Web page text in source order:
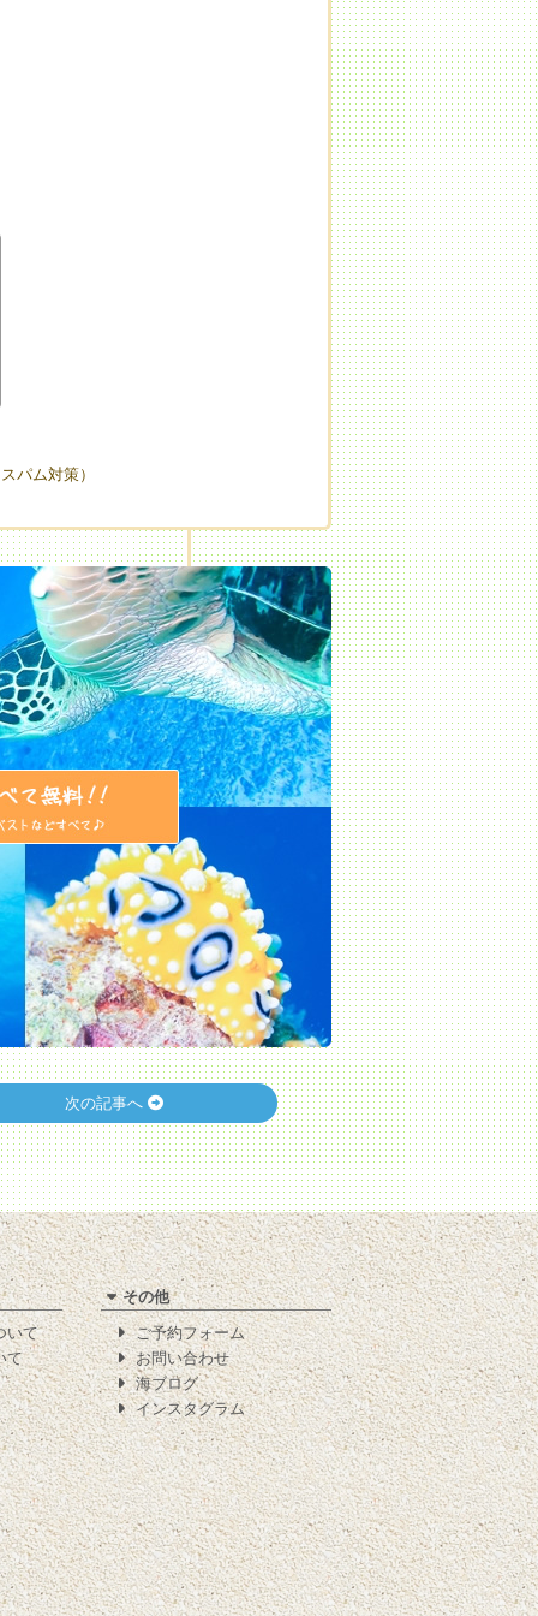
パム対策）
次の記事へ
いて
て
その他
ご予約フォーム
お問い合わせ
海ブログ
インスタグラム